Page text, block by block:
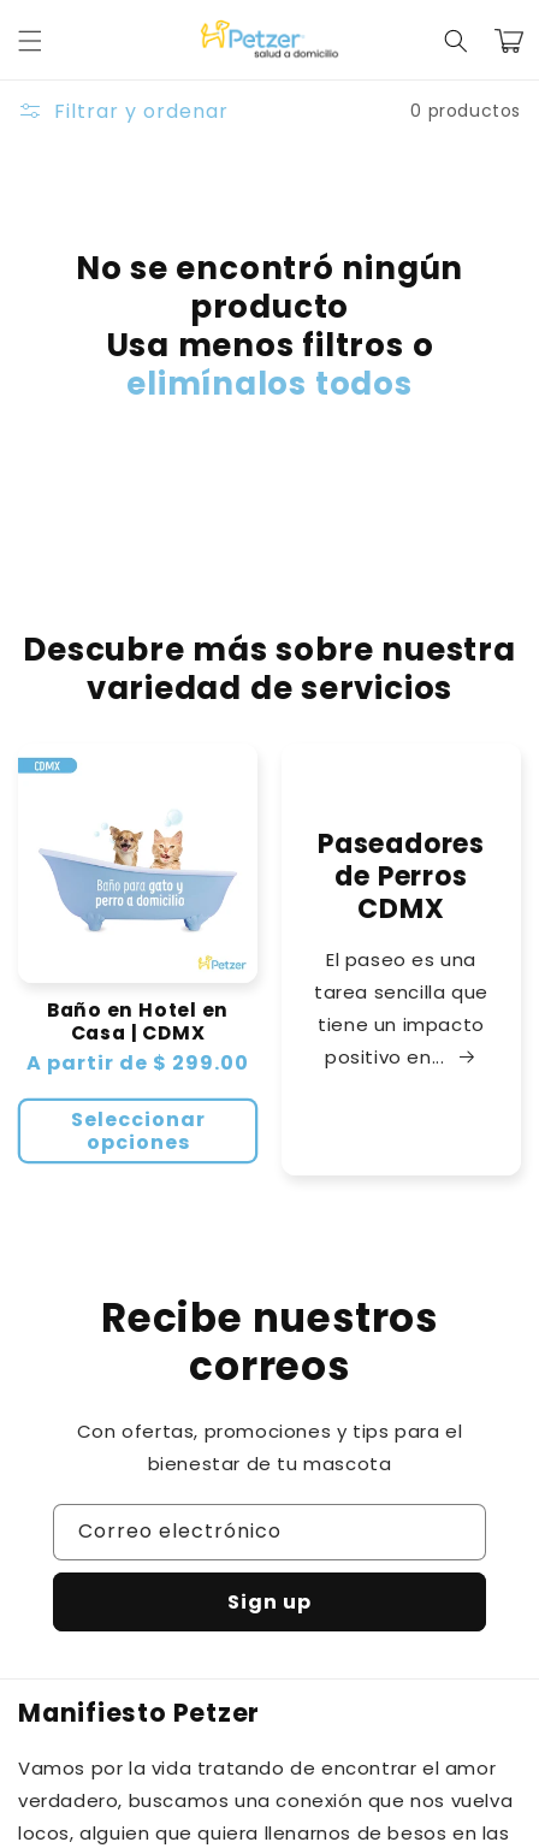
contenido
Carrito
Filtrar y ordenar 0 productos
No se encontró ningún
producto
Usa menos filtros o
elimínalos todos
Descubre más sobre nuestra
variedad de servicios
Baño en Hotel en
Casa | CDMX
Precio
A partir de $ 299.00
Seleccionar
opciones
Paseadores
de Perros
CDMX
El paseo es una
tarea sencilla que
tiene un impacto
positivo en...
Recibe nuestros
correos
Con ofertas, promociones y tips para el
bienestar de tu mascota
Correo electrónico
Sign up
Manifiesto Petzer
Vamos por la vida tratando de encontrar el amor
verdadero, buscamos una conexión que nos vuelva
locos, alguien que quiera llenarnos de besos en las